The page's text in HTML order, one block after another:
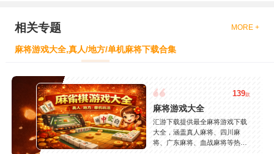
相关专题 MORE +
麻将游戏大全,真人/地方/单机麻将下载合集
139款
麻将游戏大全
汇游下载提供最全麻将游戏下载
大全，涵盖真人麻将、四川麻
将、广东麻将、血战麻将等热门